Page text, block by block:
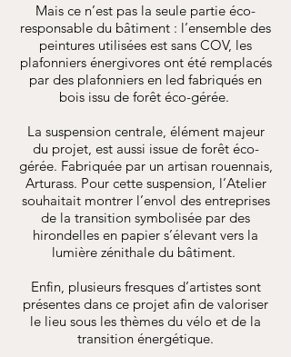
Mais ce n’est pas la seule partie éco-
responsable du bâtiment : l’ensemble des
peintures utilisées est sans COV, les
plafonniers énergivores ont été remplacés
par des plafonniers en led fabriqués en
bois issu de forêt éco-gérée.
La suspension centrale, élément majeur
du projet, est aussi issue de forêt éco-
gérée. Fabriquée par un artisan rouennais,
Arturass. Pour cette suspension, l’Atelier
souhaitait montrer l’envol des entreprises
de la transition symbolisée par des
hirondelles en papier s’élevant vers la
lumière zénithale du bâtiment.
Enfin, plusieurs fresques d’artistes sont
présentes dans ce projet afin de valoriser
le lieu sous les thèmes du vélo et de la
transition énergétique.